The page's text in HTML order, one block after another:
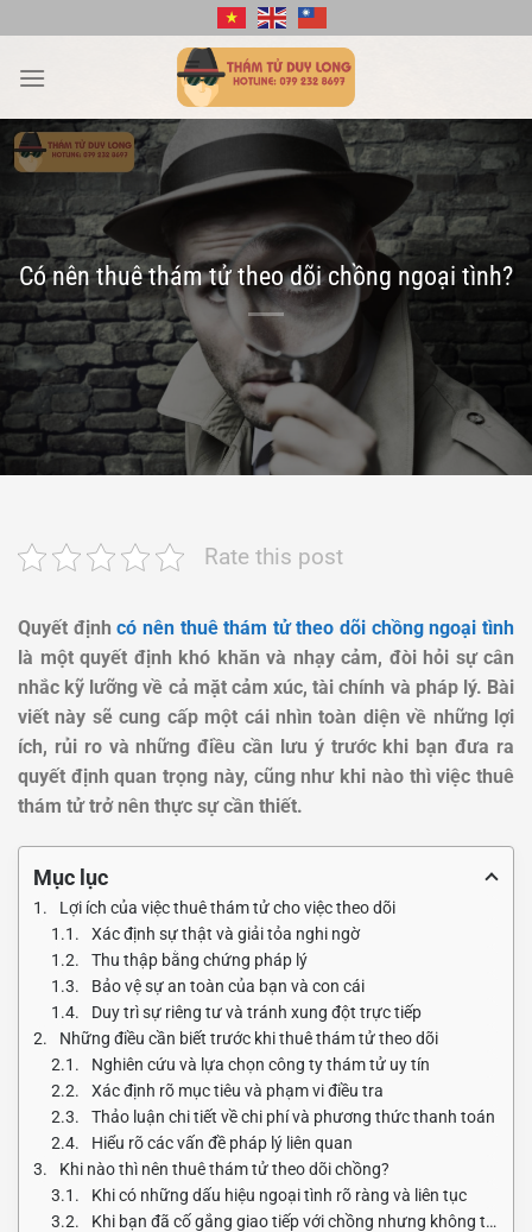
qua
nội
Có nên thuê thám tử theo dõi chồng ngoại tình?
Rate this post
Quyết địnhcó nên thuê thám tử theo dõi chồng ngoại tình
là một quyết định khó khăn và nhạy cảm, đòi hỏi sự cân
nhắc kỹ lưỡng về cả mặt cảm xúc, tài chính và pháp lý. Bài
viết này sẽ cung cấp một cái nhìn toàn diện về những lợi
ích, rủi ro và những điều cần lưu ý trước khi bạn đưa ra
quyết định quan trọng này, cũng như khi nào thì việc thuê
thám tử trở nên thực sự cần thiết.
Mục lục
Lợi ích của việc thuê thám tử cho việc theo dõi
Xác định sự thật và giải tỏa nghi ngờ
Thu thập bằng chứng pháp lý
Bảo vệ sự an toàn của bạn và con cái
Duy trì sự riêng tư và tránh xung đột trực tiếp
Những điều cần biết trước khi thuê thám tử theo dõi
Nghiên cứu và lựa chọn công ty thám tử uy tín
Xác định rõ mục tiêu và phạm vi điều tra
Thảo luận chi tiết về chi phí và phương thức thanh toán
Hiểu rõ các vấn đề pháp lý liên quan
Khi nào thì nên thuê thám tử theo dõi chồng?
Khi có những dấu hiệu ngoại tình rõ ràng và liên tục
Khi bạn đã cố gắng giao tiếp với chồng nhưng không thành công